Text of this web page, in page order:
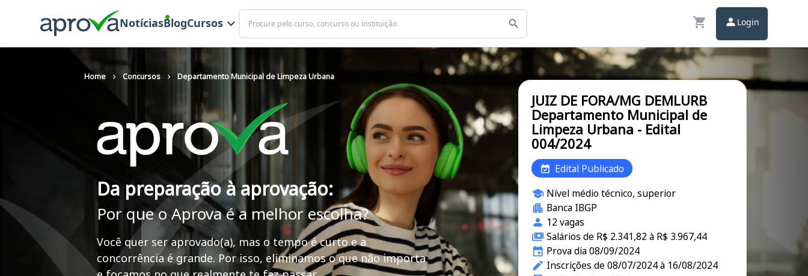
NotíciasBlogCursos
Buscar
Login
Home Concursos Departamento Municipal de Limpeza Urbana
Da preparação à aprovação:
Por que o Aprova é a melhor escolha?
Você quer ser aprovado(a), mas o tempo é curto e a
concorrência é grande. Por isso, eliminamos o que não importa
JUIZ DE FORA/MG DEMLURB
Departamento Municipal de
Limpeza Urbana - Edital
004/2024
Edital Publicado
Nível médio técnico, superior
Banca IBGP
12 vagas
Salários de R$ 2.341,82 à R$ 3.967,44
Prova dia 08/09/2024
Inscrições de 08/07/2024 à 16/08/2024